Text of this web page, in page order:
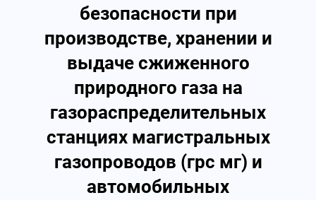
безопасности при
производстве, хранении и
выдаче сжиженного
природного газа на
газораспределительных
станциях магистральных
газопроводов (грс мг) и
автомобильных